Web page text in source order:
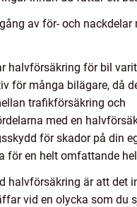
av för- och nackdelar
halvförsäkring för bil
för många bilägare, då
trafikförsäkring och
med en
för skador på din
för en helt omfattande
halvförsäkring är att det
vid en olycka som du